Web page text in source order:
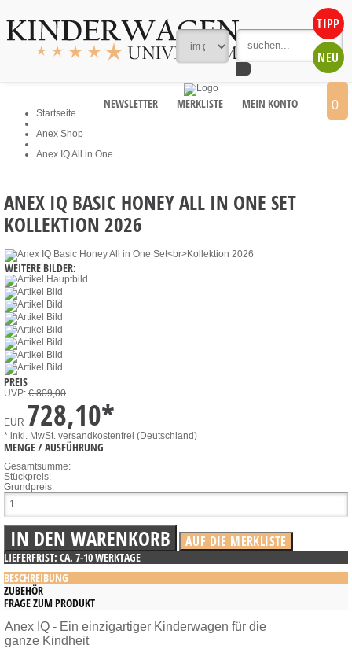
NEWSLETTER MERKLISTE MEIN KONTO 0
Startseite
Anex Shop
Anex IQ All in One
ANEX IQ BASIC HONEY ALL IN ONE SET
KOLLEKTION 2026
TIPP
NEU
WEITERE BILDER:
PREIS
UVP: € 809,00
EUR 728,10*
* inkl. MwSt. versandkostenfrei (Deutschland)
MENGE / AUSFÜHRUNG
Gesamtsumme:
Stückpreis:
Grundpreis:
LIEFERFRIST: CA. 7-10 WERKTAGE
BESCHREIBUNG
ZUBEHÖR
FRAGE ZUM PRODUKT
Anex IQ - Ein einzigartiger Kinderwagen für die
ganze Kindheit